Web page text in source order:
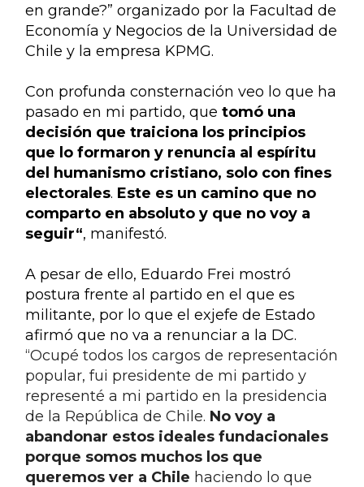
en grande?” organizado por la Facultad de
Economía y Negocios de la Universidad de
Chile y la empresa KPMG.
Con profunda consternación veo lo que ha
pasado en mi partido, que tomó una
decisión que traiciona los principios
que lo formaron y renuncia al espíritu
del humanismo cristiano, solo con fines
electorales. Este es un camino que no
comparto en absoluto y que no voy a
seguir“, manifestó.
A pesar de ello, Eduardo Frei mostró
postura frente al partido en el que es
militante, por lo que el exjefe de Estado
“Ocupé todos los cargos de representación
popular, fui presidente de mi partido y
representé a mi partido en la presidencia
de la República de Chile. No voy a
abandonar estos ideales fundacionales
porque somos muchos los que
queremos ver a Chile haciendo lo que